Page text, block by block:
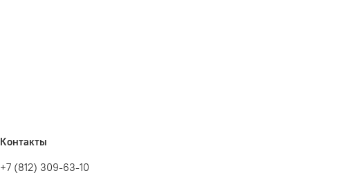
Контакты
+7 (812) 309-63-10